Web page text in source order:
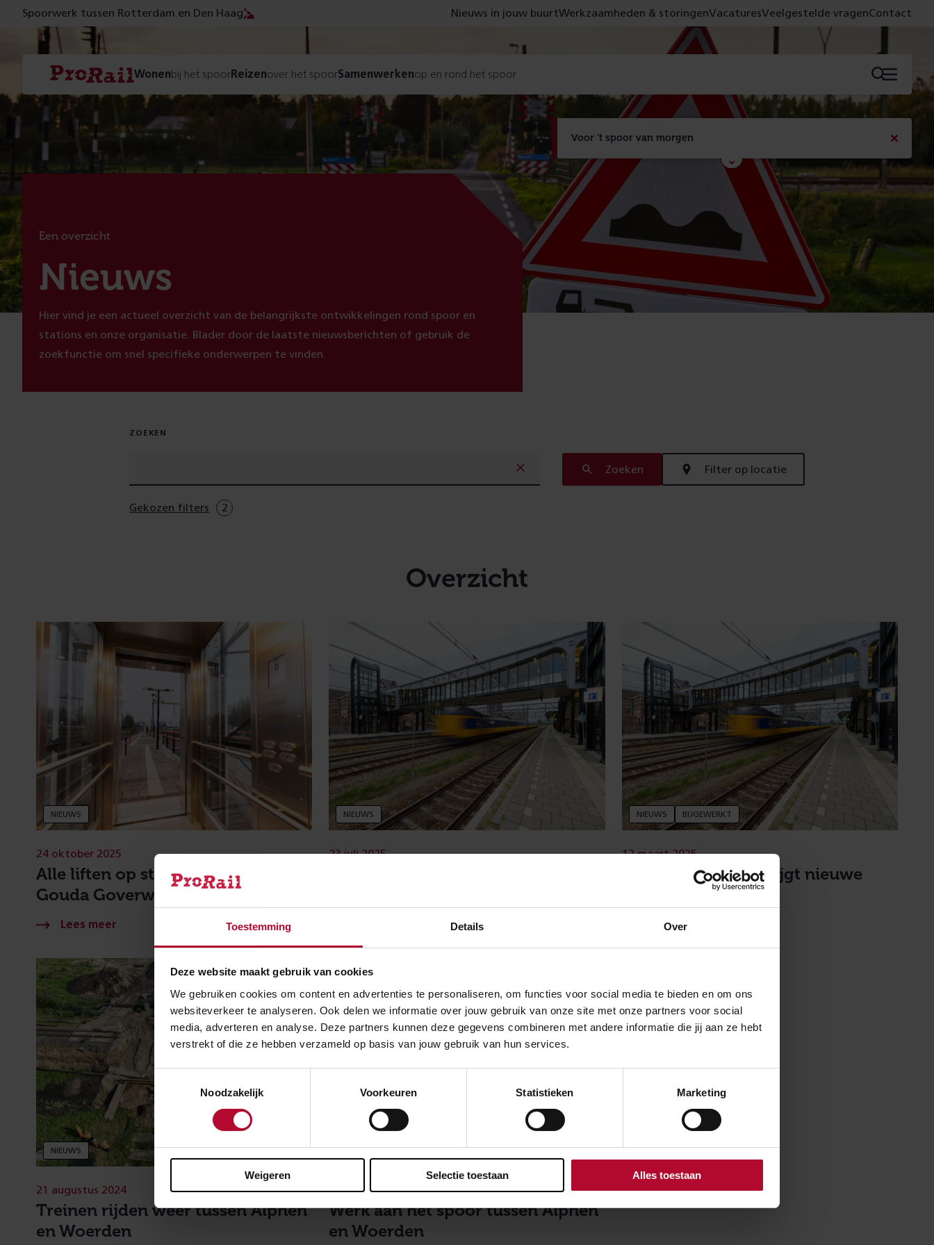
Toestemming Details Over
Deze website maakt gebruik van cookies
We gebruiken cookies om content en advertenties te personaliseren, om functies voor social media te bieden en om ons
websiteverkeer te analyseren. Ook delen we informatie over jouw gebruik van onze site met onze partners voor social
media, adverteren en analyse. Deze partners kunnen deze gegevens combineren met andere informatie die jij aan ze hebt
verstrekt of die ze hebben verzameld op basis van jouw gebruik van hun services.
Noodzakelijk
Voorkeuren Statistieken Marketing
Weigeren Selectie toestaan Alles toestaan
Voor 't spoor van morgen
Met de campagne 'Voor 't spoor naar morgen' laten
we zien wat er vandaag gebeurt en wat dat -
figuurlijk gezien - morgen oplevert.
sluiten
Spoorwerk tussen Rotterdam en Den Haag Nieuws in jouw buurtWerkzaamheden & storingenVacaturesVeelgestelde vragenContact
Navigatie
Homepage
ProRail
Wonenbij het spoorReizenover het spoorSamenwerkenop en rond het spoor Menu
Een overzicht
:
Nieuws
Hier vind je een actueel overzicht van de belangrijkste ontwikkelingen rond spoor en
stations en onze organisatie. Blader door de laatste nieuwsberichten of gebruik de
zoekfunctie om snel specifieke onderwerpen te vinden.
ZOEKEN
Zoeken Filter op locatie
Gekozen filters 2
Overzicht
NIEUWS
Alle liften op stations Woerden en
Gouda Goverwelle vervangen
24 oktober 2025
NIEUWS
23 juli 2025
NIEUWS BIJGEWERKT
Station Woerden krijgt nieuwe
12 maart 2025
NIEUWS
Treinen rijden weer tussen Alphen
en Woerden
21 augustus 2024
NIEUWS
Werk aan het spoor tussen Alphen
en Woerden
6 augustus 2024